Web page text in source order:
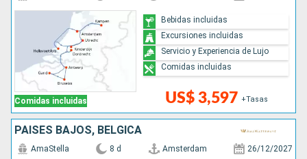
Comidas incluidas US$ 3,597 +Tasas
Bebidas incluidas
Excursiones incluidas
Servicio y Experiencia de Lujo
Comidas incluidas
PAISES BAJOS, BÉLGICA
AmaStella 8 d Amsterdam 26/12/2027